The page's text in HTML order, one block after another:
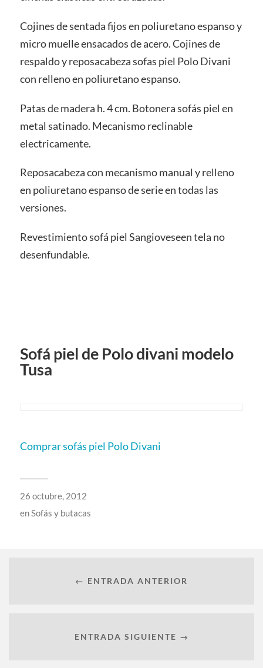
Cojines de sentada fijos en poliuretano espanso y
micro muelle ensacados de acero. Cojines de
respaldo y reposacabeza sofas piel Polo Divani
con relleno en poliuretano espanso.
Patas de madera h. 4 cm. Botonera sofás piel en
metal satinado. Mecanismo reclinable
electricamente.
Reposacabeza con mecanismo manual y relleno
en poliuretano espanso de serie en todas las
versiones.
Revestimiento sofá piel Sangioveseen tela no
desenfundable.
Sofá piel de Polo divani modelo
Tusa
Comprar sofás piel Polo Divani
26 octubre, 2012
enSofás y butacas
← ENTRADA ANTERIOR
ENTRADA SIGUIENTE →